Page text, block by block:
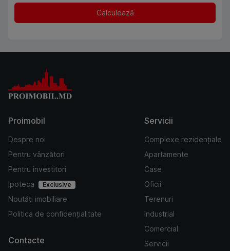
Calculează
Proimobil
Despre noi
Pentru vânzători
Pentru investitori
Ipoteca
Exclusive
Noutăți imobiliare
Politica de confidențialitate
Servicii
Complexe rezidențiale
Apartamente
Case
Oficii
Terenuri
Industrial
Comercial
Servicii
Contacte